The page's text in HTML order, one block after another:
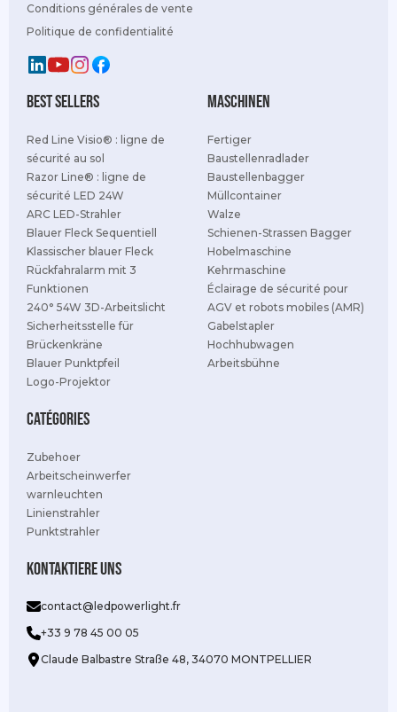
Conditions générales de vente
Politique de confidentialité
best sellers
Red Line Visio® : ligne de
sécurité au sol
Razor Line® : ligne de
sécurité LED 24W
ARC LED-Strahler
Blauer Fleck Sequentiell
Klassischer blauer Fleck
Rückfahralarm mit 3
Funktionen
240° 54W 3D-Arbeitslicht
Sicherheitsstelle für
Brückenkräne
Blauer Punktpfeil
Logo-Projektor
Catégories
Zubehoer
Arbeitscheinwerfer
warnleuchten
Linienstrahler
Punktstrahler
Maschinen
Fertiger
Baustellenradlader
Baustellenbagger
Müllcontainer
Walze
Schienen-Strassen Bagger
Hobelmaschine
Kehrmaschine
Éclairage de sécurité pour
AGV et robots mobiles (AMR)
Gabelstapler
Hochhubwagen
Arbeitsbühne
Kontaktiere uns
contact@ledpowerlight.fr
+33 9 78 45 00 05
Claude Balbastre Straße 48, 34070 MONTPELLIER